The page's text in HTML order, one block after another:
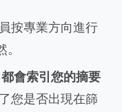
按專業方向進行
會索引您的摘要
您是否出現在篩